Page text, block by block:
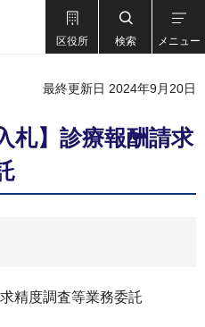
区役所 検索 メニュー
最終更新日 2024年9月20日
札】診療報酬請求
精度調査等業務委託